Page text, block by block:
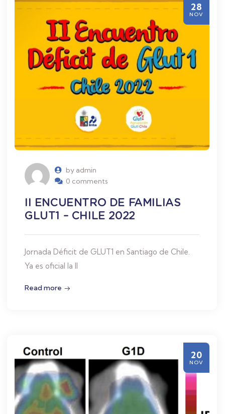
by admin
0 comments
II ENCUENTRO DE FAMILIAS
GLUT1 – CHILE 2022
Jornada Déficit de GLUT1 en Santiago de Chile.
Ya es oficial la II
Read more
28
NOV
20
NOV